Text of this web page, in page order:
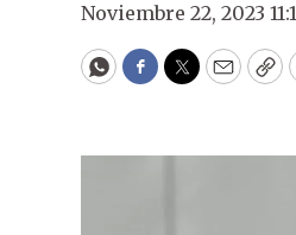
Noviembre 22, 2023
WhatsApp
Facebook
Twitter
Email